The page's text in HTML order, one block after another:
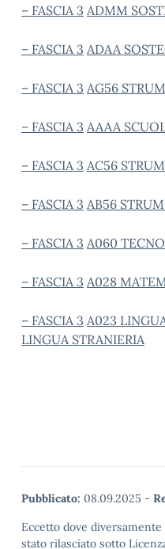
– FASCIA 3 ADMM
– FASCIA 3 ADAA
– FASCIA 3 AG56
– FASCIA 3 AAAA
– FASCIA 3 AC56
– FASCIA 3 AB56
– FASCIA 3 A060
– FASCIA 3 A028
– FASCIA 3 A023
LINGUA STRANIERIA
Pubblicato: 08.09.2025 -
Eccetto dove
stato rilasciato sotto